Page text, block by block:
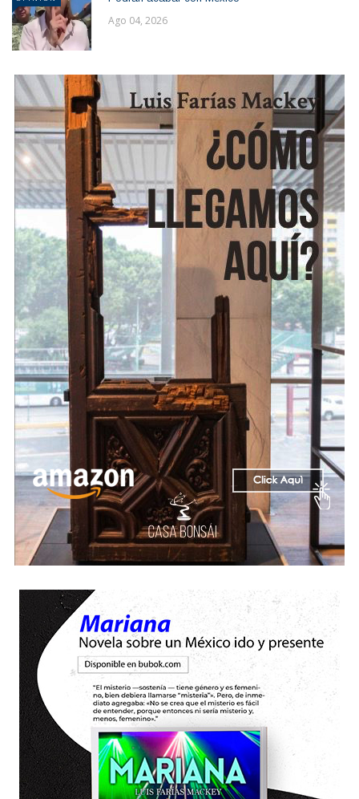
Ago 04, 2026